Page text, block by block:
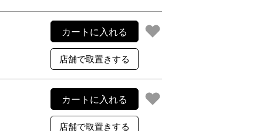
カートに入れる
カートに入れる